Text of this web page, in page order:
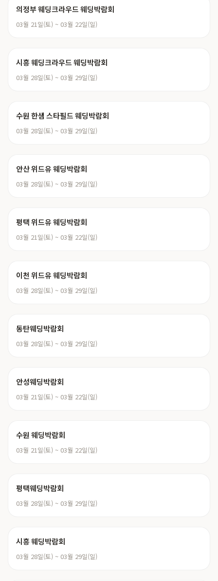
의정부 웨딩크라우드 웨딩박람회
03월 21일(토) ~ 03월 22일(일)
시흥 웨딩크라우드 웨딩박람회
03월 28일(토) ~ 03월 29일(일)
수원 한샘 스타필드 웨딩박람회
03월 28일(토) ~ 03월 29일(일)
안산 위드유 웨딩박람회
03월 28일(토) ~ 03월 29일(일)
평택 위드유 웨딩박람회
03월 21일(토) ~ 03월 22일(일)
이천 위드유 웨딩박람회
03월 28일(토) ~ 03월 29일(일)
동탄웨딩박람회
03월 28일(토) ~ 03월 29일(일)
안성웨딩박람회
03월 21일(토) ~ 03월 22일(일)
수원 웨딩박람회
03월 21일(토) ~ 03월 22일(일)
평택웨딩박람회
03월 28일(토) ~ 03월 29일(일)
시흥 웨딩박람회
03월 28일(토) ~ 03월 29일(일)